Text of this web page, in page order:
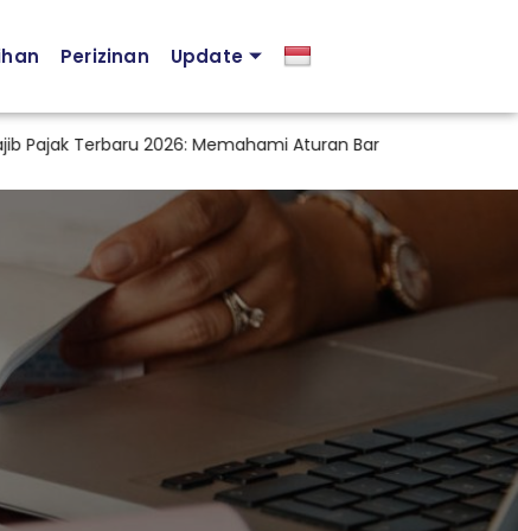
Perizinan Update
Terbaru 2026: Memahami Aturan Baru PMK 44 Tahun